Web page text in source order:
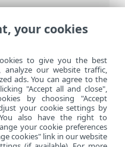
>
prasības
your cookies
to give you the best
analyze our website traffic,
ads. You can agree to the
"Accept all and close",
by choosing "Accept
your cookie settings by
also have the right to
your cookie preferences
cookies" link in our website